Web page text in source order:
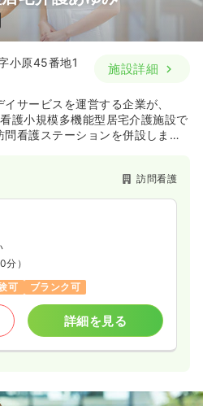
小原45番地1 施設詳細
サービスを運営する企業が、
護小規模多機能型居宅介護施設で
看護ステーションを併設しま
訪問看護
分）
可 ブランク可
詳細を見る